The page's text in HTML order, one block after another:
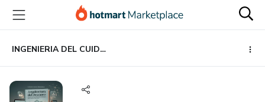
principal
página
de
página
INGENIERIA DEL CUIDADO Y SEGURIDAD FAMILIAR